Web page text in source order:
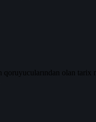
olan